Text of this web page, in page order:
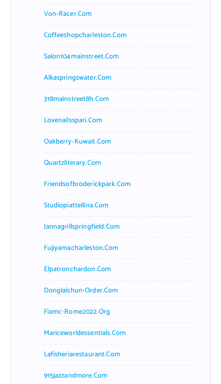
Von-Racer.com
Coffeeshopcharleston.com
Salon104mainstreet.com
Alkaspringswater.com
318mainstreet8h.com
Lovenailsspari.com
Oakberry-Kuwait.com
Quartzliterary.com
Friendsofbroderickpark.com
Studiopiattellina.com
Jannagrillspringfield.com
Fujiyamacharleston.com
Elpatronchardon.com
Donglaishun-Order.com
Fiamc-Rome2022.org
Mariceworldessentials.com
Lafisheriarestaurant.com
915jazzandmore.com